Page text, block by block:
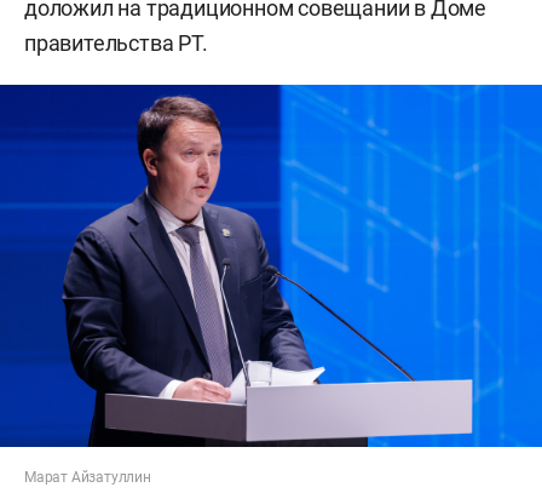
доложил на традиционном совещании в Доме
правительства РТ.
Марат Айзатуллин